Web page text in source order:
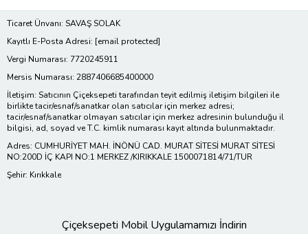
Ticaret Ünvanı: SAVAŞ SOLAK
Kayıtlı E-Posta Adresi: [email protected]
Vergi Numarası: 7720245911
Mersis Numarası: 2887406685400000
İletişim: Satıcının Çiçeksepeti tarafından teyit edilmiş iletişim bilgileri ile
birlikte tacir/esnaf/sanatkar olan satıcılar için merkez adresi;
tacir/esnaf/sanatkar olmayan satıcılar için merkez adresinin bulunduğu il
bilgisi, ad, soyad ve T.C. kimlik numarası kayıt altında bulunmaktadır.
Adres: CUMHURİYET MAH. İNÖNÜ CAD. MURAT SİTESİ MURAT SİTESİ
NO:200D İÇ KAPI NO:1 MERKEZ /KIRIKKALE 1500071814/71/TUR
Şehir: Kırıkkale
Çiçeksepeti Mobil Uygulamamızı İndirin